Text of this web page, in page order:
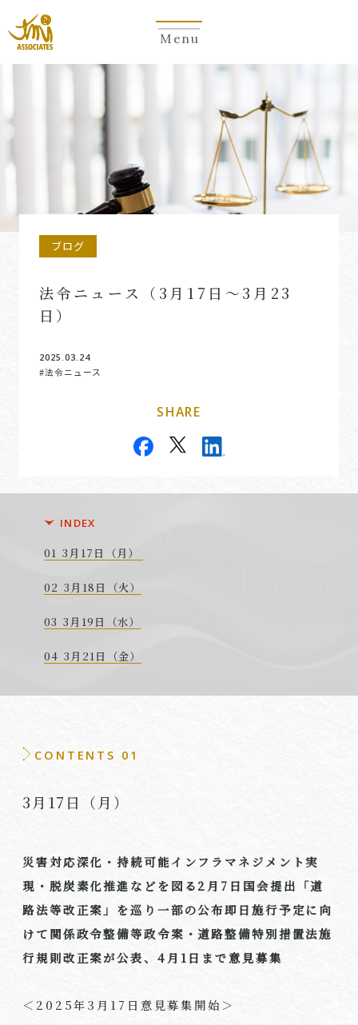
Menu
ブログ
法令ニュース（3月17日～3月23
日）
2025.03.24
#法令ニュース
SHARE
INDEX
3月17日（月）
3月18日（火）
3月19日（水）
3月21日（金）
CONTENTS 01
3月 17 日（月）
災害対応深化・持続可能インフラマネジメント実
現・脱炭素化推進などを図る2月 7 日国会提出「道
路法等改正案」を巡り一部の公布即日施行予定に向
けて関係政令整備等政令案・道路整備特別措置法施
行規則改正案が公表、 4月 1日まで意見募集
＜ 2025年3 月 17 日意見募集開始＞